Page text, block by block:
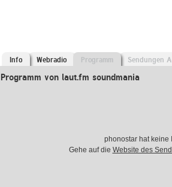
Info Webradio Programm Sendungen
Programm von laut.fm soundmania
phonostar hat keine
Gehe auf die Website des